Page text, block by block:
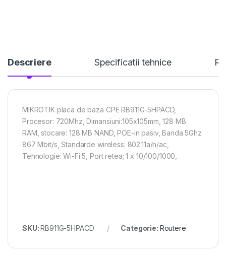
Descriere Specificatii tehnice
MIKROTIK placa de baza CPE RB911G-5HPACD,
Procesor: 720Mhz, Dimansiuni:105x105mm, 128 MB
RAM, stocare: 128 MB NAND, POE-in pasiv, Banda 5Ghz
867 Mbit/s, Standarde wireless: 802.11a/n/ac,
Tehnologie: Wi-Fi 5, Port retea; 1 x 10/100/1000,
SKU:RB911G-5HPACD Categorie: Routere